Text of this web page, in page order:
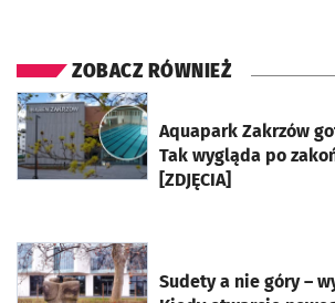
ZOBACZ RÓWNIEŻ
Aquapark Zakrzów
Tak wygląda po
[ZDJĘCIA]
otworzy się w nowej karcie
Sudety a nie góry –
otworzy się w nowej karcie